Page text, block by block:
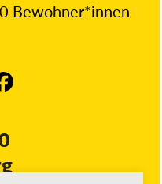
Bewohner*innen
Facebook